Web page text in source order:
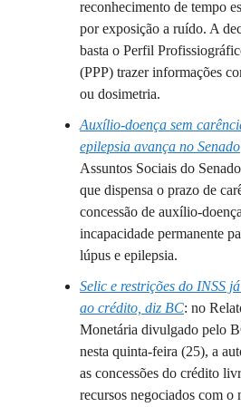
reconhecimento de tempo
por exposição a ruído. A
basta o Perfil
(PPP) trazer informações
ou dosimetria.
Auxílio-doença sem
epilepsia avança no Senado
Assuntos Sociais do
que dispensa o prazo de
concessão de auxílio-
incapacidade permanente
lúpus e epilepsia.
Selic e restrições do INSS
ao crédito, diz BC: no
Monetária divulgado pelo
nesta quinta-feira (25), a
as concessões do crédito
recursos negociados com o